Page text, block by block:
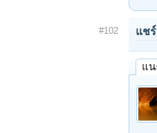
#102 แช
แน